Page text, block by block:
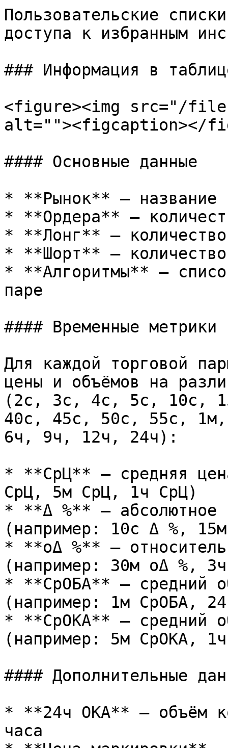
Пользовательские
доступа к избранным
### Информация в
<figure><img src="/files/
alt=""><figcaption></
#### Основные данные
* **Рынок** — название
* **Ордера** —
* **Лонг** — количество
* **Шорт** — количество
* **Алгоритмы** —
паре
#### Временные метрики
Для каждой торговой
цены и объёмов на
(2с, 3с, 4с, 5с, 10с,
40с, 45с, 50с, 55с,
6ч, 9ч, 12ч, 24ч):
* **СрЦ** — средняя
СрЦ, 5м СрЦ, 1ч СрЦ)
* **Δ %** — абсолютное
(например: 10с Δ %,
* **оΔ %** —
(например: 30м оΔ %,
* **СрОБА** — средний
(например: 1м СрОБА,
* **СрОКА** — средний
(например: 5м СрОКА,
#### Дополнительные
* **24ч ОКА** — объём
часа